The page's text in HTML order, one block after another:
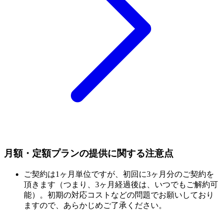
月額・定額プランの提供に関する注意点
ご契約は1ヶ月単位ですが、初回に3ヶ月分のご契約を
頂きます（つまり、3ヶ月経過後は、いつでもご解約可
能）。初期の対応コストなどの問題でお願いしており
ますので、あらかじめご了承ください。